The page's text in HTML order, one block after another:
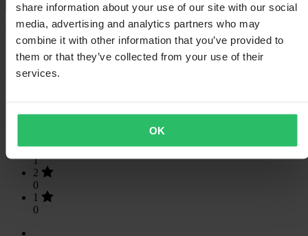
share information about your use of our site with our social
media, advertising and analytics partners who may
combine it with other information that you’ve provided to
them or that they’ve collected from your use of their
services.
OK
Toon alleen lokale reviews
4.38van de 5
Gebaseerd op 8 beoordelingen
3
1
2
0
1
0